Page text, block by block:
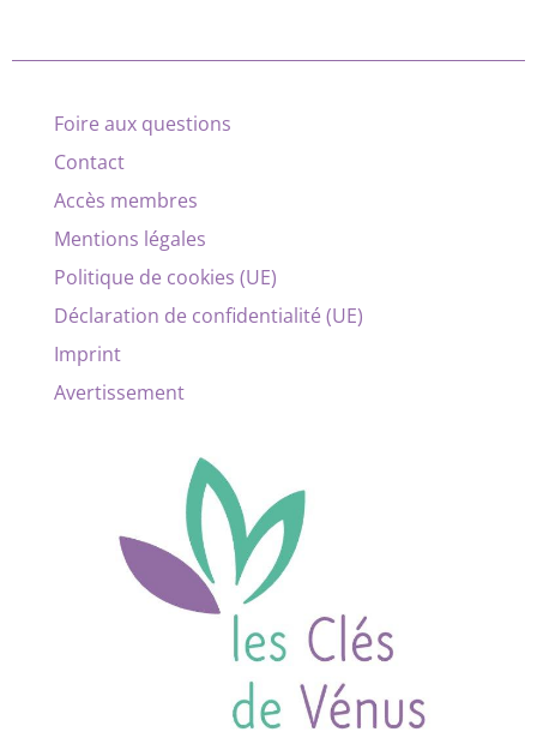
Foire aux questions
Contact
Accès membres
Mentions légales
Politique de cookies (UE)
Déclaration de confidentialité (UE)
Imprint
Avertissement